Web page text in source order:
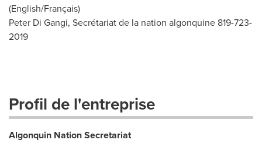
(English/Français)
Peter Di Gangi, Secrétariat de la nation algonquine 819-723-
2019
Profil de l'entreprise
Algonquin Nation Secretariat